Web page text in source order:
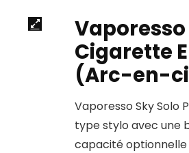
Vaporesso
Cigarette
(Arc-en-
Vaporesso Sky Solo
type stylo avec une
capacité optionnelle